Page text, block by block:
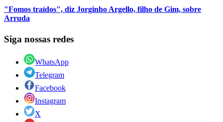
"Fomos traídos", diz Jorginho Argello, filho de Gim, sobre
Arruda
Siga nossas redes
WhatsApp
Telegram
Facebook
Instagram
X